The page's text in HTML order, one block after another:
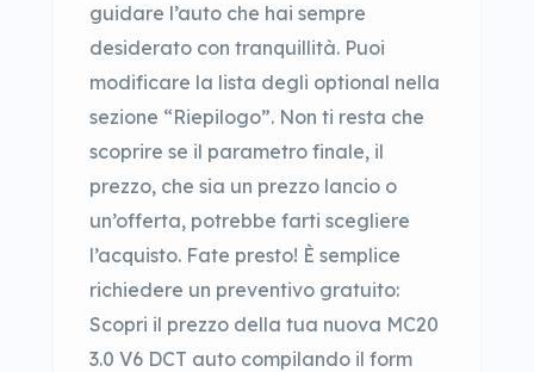
guidare l’auto che hai sempre
desiderato con tranquillità. Puoi
modificare la lista degli optional nella
sezione “Riepilogo”. Non ti resta che
scoprire se il parametro finale, il
prezzo, che sia un prezzo lancio o
un’offerta, potrebbe farti scegliere
l’acquisto. Fate presto! È semplice
richiedere un preventivo gratuito:
Scopri il prezzo della tua nuova MC20
3.0 V6 DCT auto compilando il form